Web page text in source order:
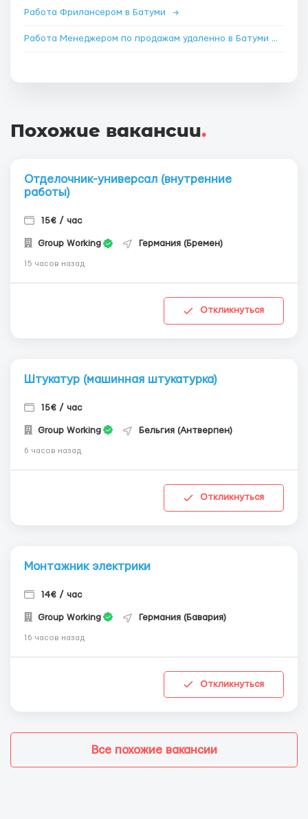
Работа Фрилансером в Батуми →
Работа Менеджером по продажам удаленно в Батуми→
Похожие вакансии.
Отделочник-универсал (внутренние
работы)
15€ / час
Group Working Германия (Бремен)
15 часов назад
Откликнуться
Штукатур (машинная штукатурка)
15€ / час
Group Working Бельгия (Антверпен)
6 часов назад
Откликнуться
Монтажник электрики
14€ / час
Group Working Германия (Бавария)
16 часов назад
Откликнуться
Все похожие вакансии